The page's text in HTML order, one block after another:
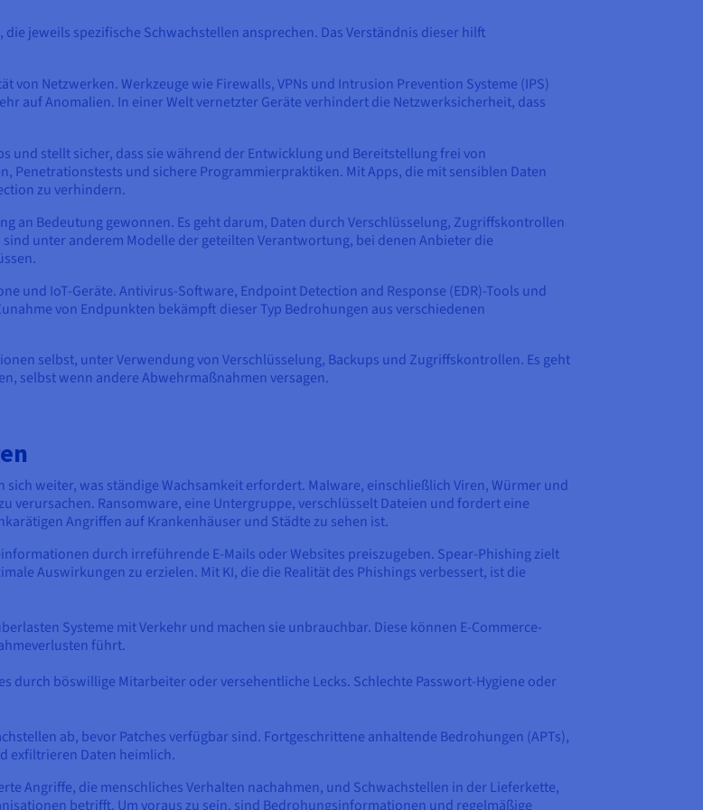
jeweils spezifische Schwachstellen ansprechen. Das Verständnis dieser hilft
von Netzwerken. Werkzeuge wie Firewalls, VPNs und Intrusion Prevention Systeme (IPS)
auf Anomalien. In einer Welt vernetzter Geräte verhindert die Netzwerksicherheit, dass
und stellt sicher, dass sie während der Entwicklung und Bereitstellung frei von
Penetrationstests und sichere Programmierpraktiken. Mit Apps, die mit sensiblen Daten
zu verhindern.
an Bedeutung gewonnen. Es geht darum, Daten durch Verschlüsselung, Zugriffskontrollen
unter anderem Modelle der geteilten Verantwortung, bei denen Anbieter die
und IoT-Geräte. Antivirus-Software, Endpoint Detection and Response (EDR)-Tools und
von Endpunkten bekämpft dieser Typ Bedrohungen aus verschiedenen
selbst, unter Verwendung von Verschlüsselung, Backups und Zugriffskontrollen. Es geht
selbst wenn andere Abwehrmaßnahmen versagen.
weiter, was ständige Wachsamkeit erfordert. Malware, einschließlich Viren, Würmer und
verursachen. Ransomware, eine Untergruppe, verschlüsselt Dateien und fordert eine
Angriffen auf Krankenhäuser und Städte zu sehen ist.
durch irreführende E-Mails oder Websites preiszugeben. Spear-Phishing zielt
Auswirkungen zu erzielen. Mit KI, die die Realität des Phishings verbessert, ist die
Systeme mit Verkehr und machen sie unbrauchbar. Diese können E-Commerce-
führt.
durch böswillige Mitarbeiter oder versehentliche Lecks. Schlechte Passwort-Hygiene oder
ab, bevor Patches verfügbar sind. Fortgeschrittene anhaltende Bedrohungen (APTs),
exfiltrieren Daten heimlich.
Angriffe, die menschliches Verhalten nachahmen, und Schwachstellen in der Lieferkette,
betrifft. Um voraus zu sein, sind Bedrohungsinformationen und regelmäßige